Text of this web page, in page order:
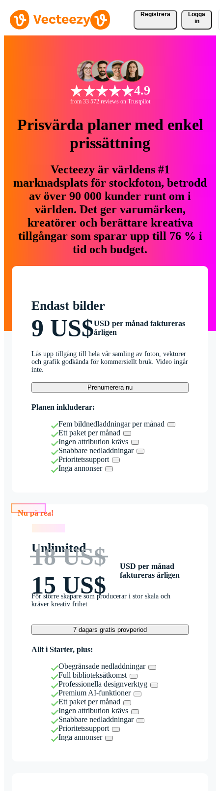
Registrera
Logga
in
4.9
from 33 572 reviews on Trustpilot
Prisvärda planer med enkel
prissättning
Vecteezy är världens #1
marknadsplats för stockfoton, betrodd
av över 90 000 kunder runt om i
världen. Det ger varumärken,
kreatörer och berättare kreativa
tillgångar som sparar upp till 76 % i
tid och budget.
Endast bilder
9 US$USD per månad faktureras
årligen
Lås upp tillgång till hela vår samling av foton, vektorer
och grafik godkända för kommersiellt bruk. Video ingår
inte.
Prenumerera nu
Planen inkluderar:
Fem bildnedladdningar per månad
Ett paket per månad
Ingen attribution krävs
Snabbare nedladdningar
Prioritetssupport
Inga annonser
Nu på rea!
Unlimited
18 US$
15 US$
USD per månad
faktureras årligen
För större skapare som producerar i stor skala och
kräver kreativ frihet
7 dagars gratis provperiod
Allt i Starter, plus:
Obegränsade nedladdningar
Full biblioteksåtkomst
Professionella designverktyg
Premium AI-funktioner
Ett paket per månad
Ingen attribution krävs
Snabbare nedladdningar
Prioritetssupport
Inga annonser